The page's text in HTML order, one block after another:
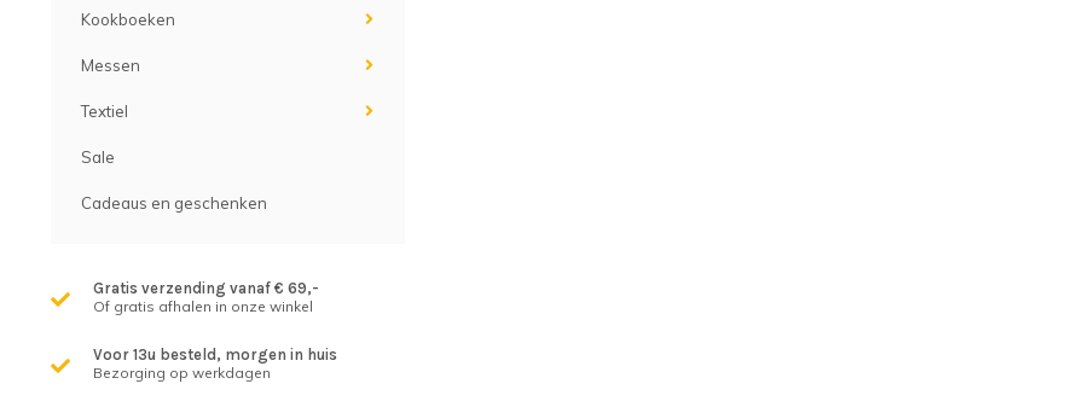
Kookboeken
Messen
Textiel
Sale
Cadeaus en geschenken
Gratis verzending vanaf € 69,-
Of gratis afhalen in onze winkel
Voor 13u besteld, morgen in huis
Bezorging op werkdagen